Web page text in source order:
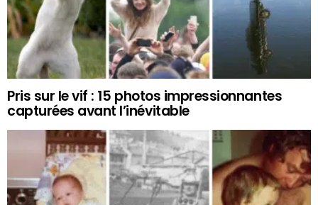
Pris sur le vif : 15 photos impressionnantes
capturées avant l’inévitable